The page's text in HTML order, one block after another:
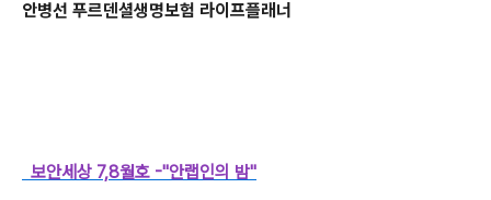
안병선 푸르덴셜생명보험 라이프플래너
보안세상 7,8월호 -"안랩인의 밤"